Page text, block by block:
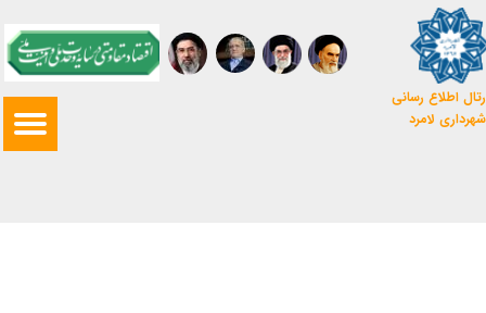
اطلاع رسانی
شهرداری لامرد